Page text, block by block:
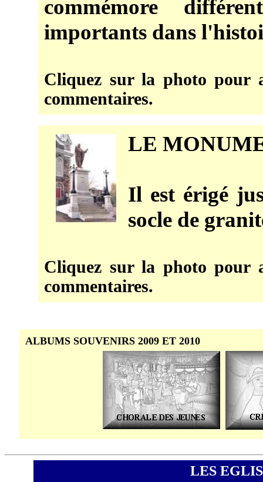
commémore
importants dans
Cliquez sur la photo pour
commentaires.
LE
Il est érigé
socle de
Cliquez sur la photo pour
commentaires.
ALBUMS SOUVENIRS 2009 ET 2010
LES